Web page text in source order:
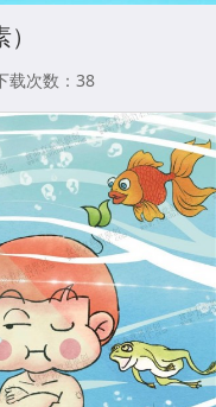
载次数：38